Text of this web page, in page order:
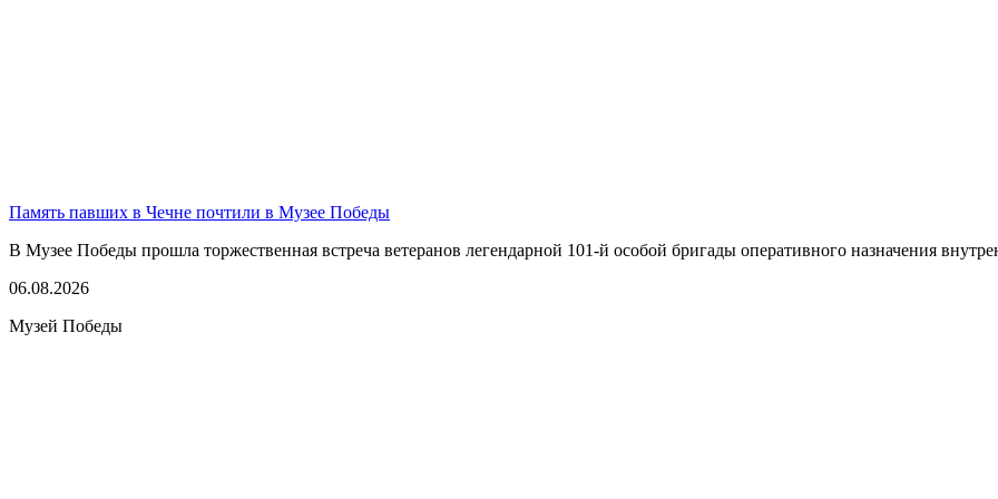
Память павших в Чечне почтили в Музее Победы
В Музее Победы прошла торжественная встреча ветеранов легендарной 101-й особой бригады оперативного назначения
06.08.2026
Музей Победы